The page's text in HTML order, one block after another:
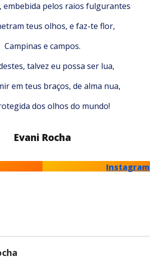
embebida pelos raios fulgurantes
teus olhos, e faz-te flor,
Campinas e campos.
talvez eu possa ser lua,
em teus braços, de alma nua,
dos olhos do mundo!
Evani Rocha
Instagram